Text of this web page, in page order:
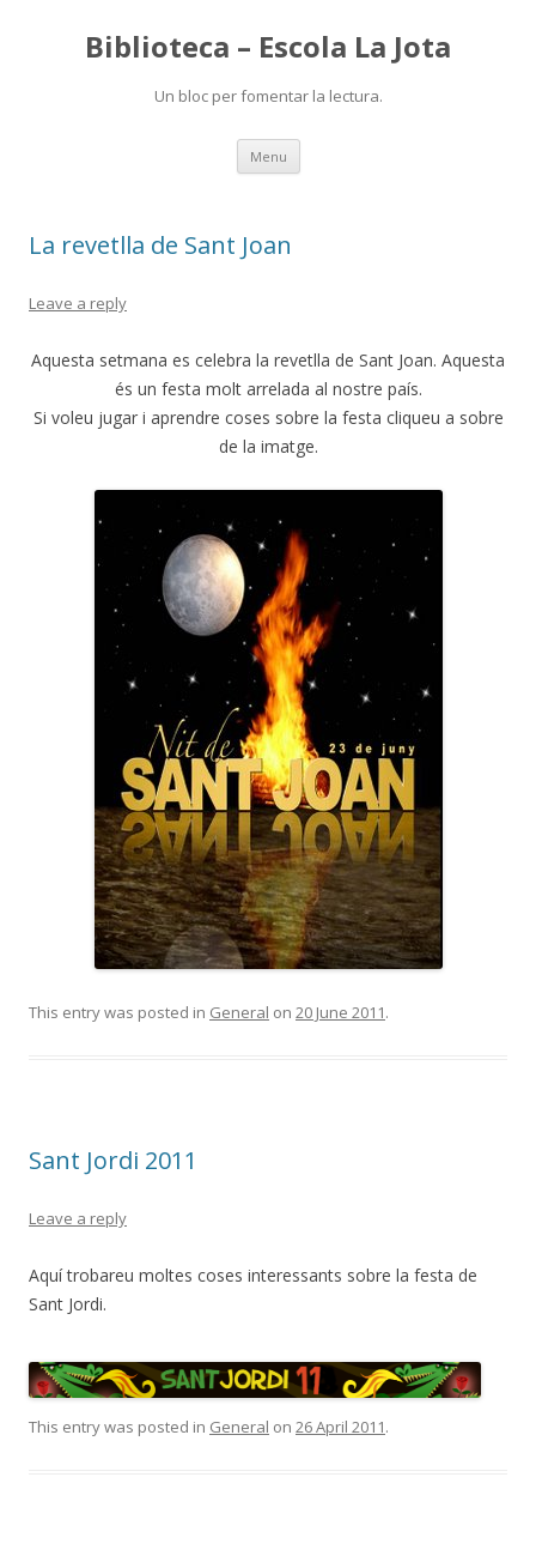
Biblioteca – Escola La Jota
Un bloc per fomentar la lectura.
Menu Skip
content
La revetlla de Sant Joan
Leave a reply
Aquesta setmana es celebra la revetlla de Sant Joan. Aquesta
és un festa molt arrelada al nostre país.
Si voleu jugar i aprendre coses sobre la festa cliqueu a sobre
de la imatge.
This entry was posted in General on 20 June 2011.
Sant Jordi 2011
Leave a reply
Aquí trobareu moltes coses interessants sobre la festa de
Sant Jordi.
This entry was posted in General on 26 April 2011.